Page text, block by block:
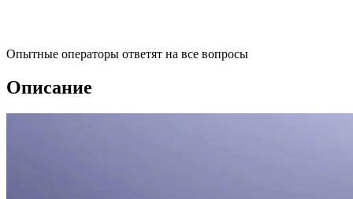
Опытные операторы ответят на все вопросы
Описание